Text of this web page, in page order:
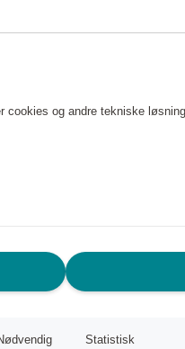
den.
eller
tager
der kan
og andre tekniske
Statistisk